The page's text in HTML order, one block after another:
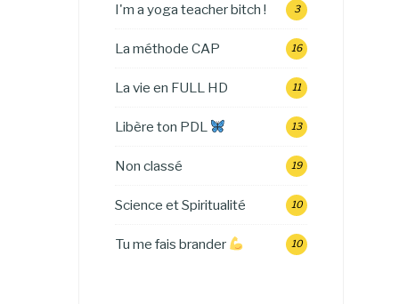
I'm a yoga teacher bitch ! 3
La méthode CAP 16
La vie en FULL HD 11
Libère ton PDL 13
Non classé 19
Science et Spiritualité 10
Tu me fais brander 10